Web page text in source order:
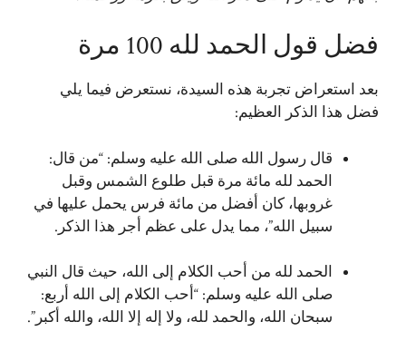
فضل قول الحمد لله 100 مرة
بعد استعراض تجربة هذه السيدة، نستعرض فيما يلي
فضل هذا الذكر العظيم:
قال رسول الله صلى الله عليه وسلم: “من قال:
الحمد لله مائة مرة قبل طلوع الشمس وقبل
غروبها، كان أفضل من مائة فرس يحمل عليها في
سبيل الله”، مما يدل على عظم أجر هذا الذكر.
الحمد لله من أحب الكلام إلى الله، حيث قال النبي
صلى الله عليه وسلم: “أحب الكلام إلى الله أربع:
سبحان الله، والحمد لله، ولا إله إلا الله، والله أكبر”.